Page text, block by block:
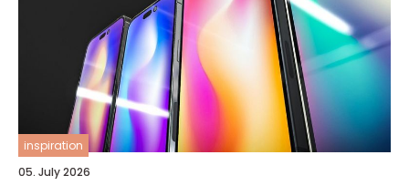
inspiration
05. July 2026